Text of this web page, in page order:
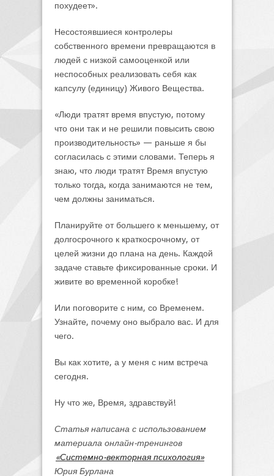
похудеет».
Несостоявшиеся контролеры
собственного времени превращаются в
людей с низкой самооценкой или
неспособных реализовать себя как
капсулу (единицу) Живого Вещества.
«Люди тратят время впустую, потому
что они так и не решили повысить свою
производительность» — раньше я бы
согласилась с этими словами. Теперь я
знаю, что люди тратят Время впустую
только тогда, когда занимаются не тем,
чем должны заниматься.
Планируйте от большего к меньшему, от
долгосрочного к краткосрочному, от
целей жизни до плана на день. Каждой
задаче ставьте фиксированные сроки. И
живите во временной коробке!
Или поговорите с ним, со Временем.
Узнайте, почему оно выбрало вас. И для
чего.
Вы как хотите, а у меня с ним встреча
сегодня.
Ну что же, Время, здравствуй!
Статья написана с использованием
материала онлайн-тренингов
«Системно-векторная психология»
Юрия Бурлана